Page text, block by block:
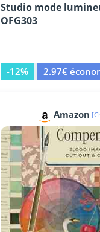
Studio mode
OFG303
-12%
2.97€
Amazon